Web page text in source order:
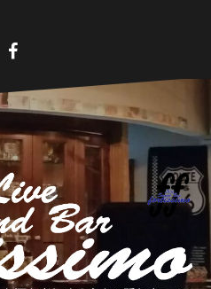
c
e
b
o
o
k